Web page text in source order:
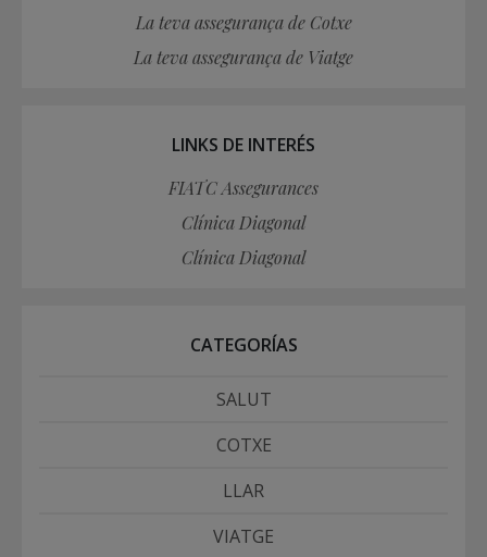
La teva assegurança de Cotxe
La teva assegurança de Viatge
LINKS DE INTERÉS
FIATC Assegurances
Clínica Diagonal
Clínica Diagonal
CATEGORÍAS
SALUT
COTXE
LLAR
VIATGE